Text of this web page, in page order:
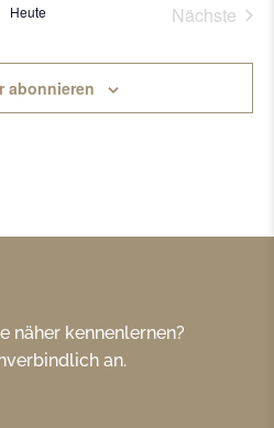
Heute
Nächste
abonnieren
näher kennenlernen?
an.